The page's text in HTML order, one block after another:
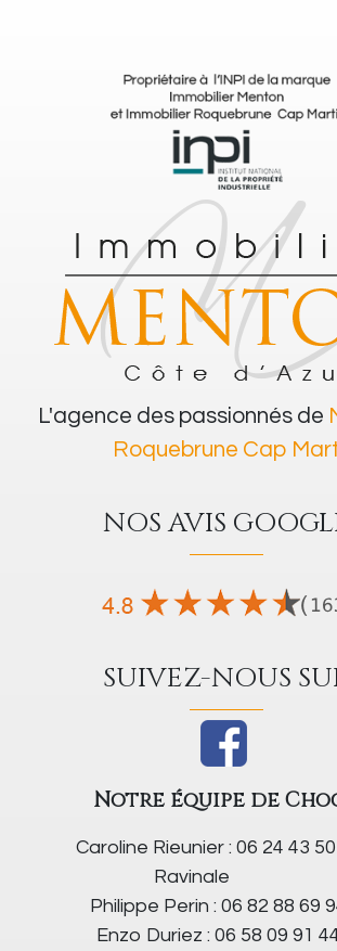
L'agence des passionnés de
Roquebrune Cap
NOS AVIS
SUIVEZ-NOUS
Notre équipe de
Caroline Rieunier : 06 24 43
Ravinale
Philippe Perin : 06 82 88 69
Enzo Duriez : 06 58 09 91